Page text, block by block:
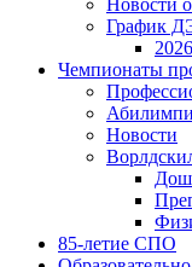
Новости
График
Чемпионаты
Новости
85-летие СПО